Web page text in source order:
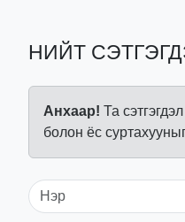
НИЙТ
Анхаар! Та
болон ёс